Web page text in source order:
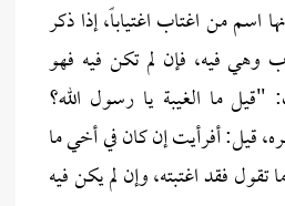
اسم من اغتاب اغتياباً، إذا ذكر
وهي فيه، فإن لم تكن فيه فهو
"قيل ما الغيبة يا رسول الله؟
قيل: أفرأيت إن كان في أخي ما
فقد اغتبته، وإن لم يكن فيه